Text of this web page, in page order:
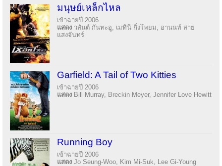
มนุษย์เหล็กไหล
เข้าฉายปี 2006
แสดง วสันต์ กันทะอู, เมทินี กิ่งโพยม, อานนท์ สาย
แสงจันทร์
Garfield: A Tail of Two Kitties
เข้าฉายปี 2006
แสดง Bill Murray, Breckin Meyer, Jennifer Love Hewitt
Running Boy
เข้าฉายปี 2006
แสดง Jo Seung-Woo, Kim Mi-Suk, Lee Gi-Young